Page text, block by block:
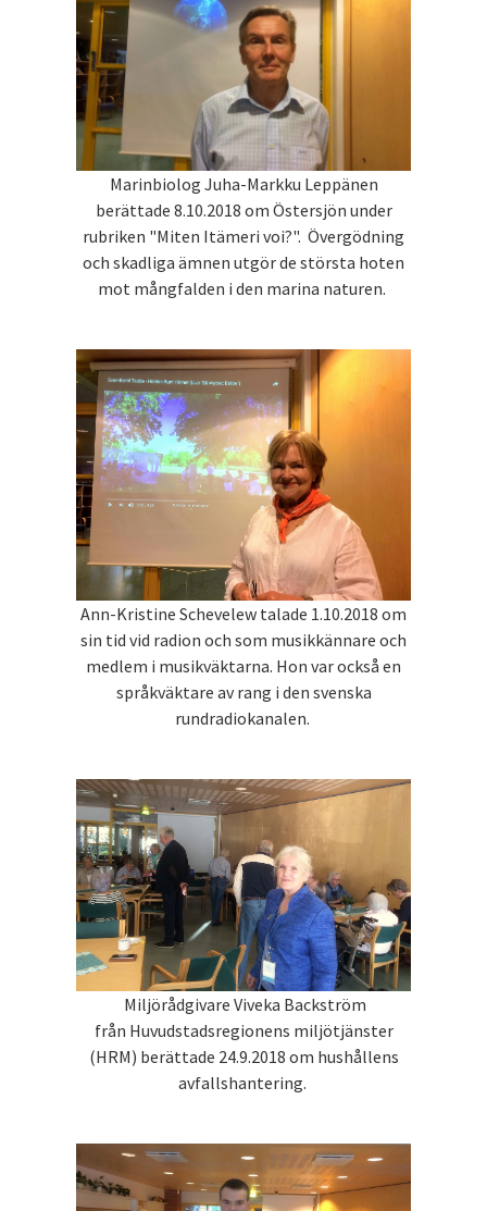
Marinbiolog Juha-Markku Leppänen
berättade 8.10.2018 om Östersjön under
rubriken "Miten Itämeri voi?". Övergödning
och skadliga ämnen utgör de största hoten
mot mångfalden i den marina naturen.
Ann-Kristine Schevelew talade 1.10.2018 om
sin tid vid radion och som musikkännare och
medlem i musikväktarna. Hon var också en
språkväktare av rang i den svenska
rundradiokanalen.
Miljörådgivare Viveka Backström
från Huvudstadsregionens miljötjänster
(HRM) berättade 24.9.2018 om hushållens
avfallshantering.